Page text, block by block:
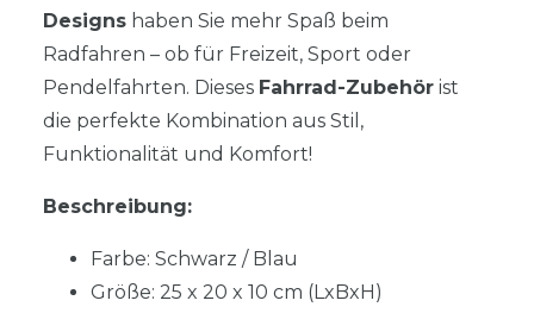
Designs haben Sie mehr Spaß beim
Radfahren – ob für Freizeit, Sport oder
Pendelfahrten. Dieses Fahrrad-Zubehör ist
die perfekte Kombination aus Stil,
Funktionalität und Komfort!
Beschreibung:
Farbe: Schwarz / Blau
Größe: 25 x 20 x 10 cm (LxBxH)